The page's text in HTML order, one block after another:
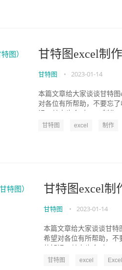
甘特图excel制
甘特图 • 2023-01-14
本篇文章给大家谈谈甘特
对各位有所帮助，不要忘
甘特图 excel 制作
甘特图excel制
甘特图 • 2023-01-14
本篇文章给大家谈谈甘特
希望对各位有所帮助，不
甘特图 excel Excel